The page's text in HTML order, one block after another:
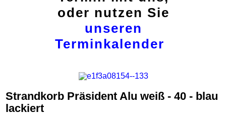
oder nutzen Sie
unseren
Terminkalender
Strandkorb Präsident Alu weiß - 40 - blau
lackiert